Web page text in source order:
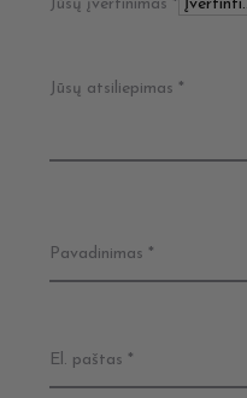
I
P
M
Jūsų įvertinimas *
Jūsų atsiliepimas *
Pavadinimas *
El. paštas *